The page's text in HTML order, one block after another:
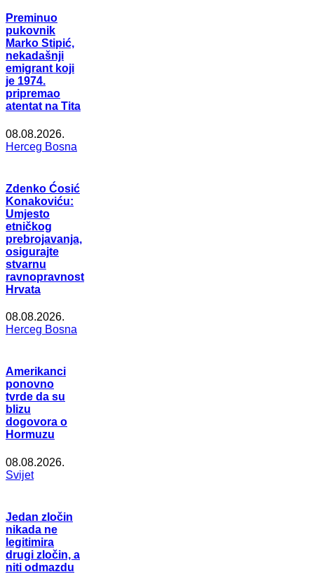
Preminuo
pukovnik
Marko Stipić,
nekadašnji
emigrant koji
je 1974.
pripremao
atentat na Tita
08.08.2026.
Herceg Bosna
Zdenko Ćosić
Konakoviću:
Umjesto
etničkog
prebrojavanja,
osigurajte
stvarnu
ravnopravnost
Hrvata
08.08.2026.
Herceg Bosna
Amerikanci
ponovno
tvrde da su
blizu
dogovora o
Hormuzu
08.08.2026.
Svijet
Jedan zločin
nikada ne
legitimira
drugi zločin, a
niti odmazdu